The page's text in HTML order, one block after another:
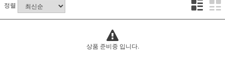
정렬
상품 준비중 입니다.